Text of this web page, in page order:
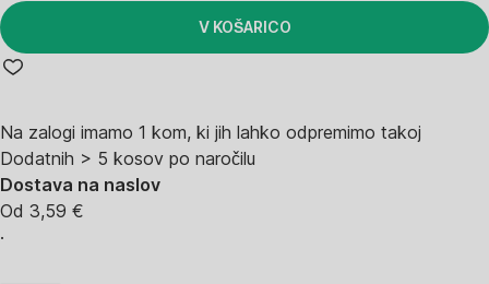
V KOŠARICO
Na zalogi imamo 1 kom, ki jih lahko odpremimo takoj
Dodatnih > 5 kosov po naročilu
Dostava na naslov
Od 3,59 €
·